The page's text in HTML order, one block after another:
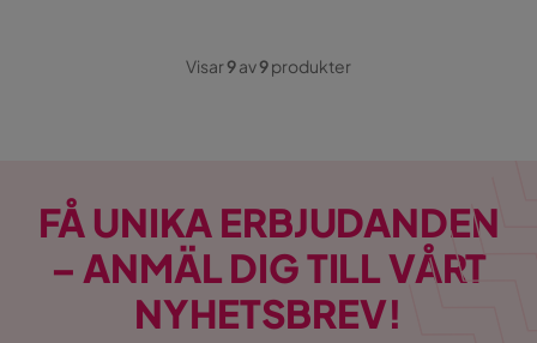
Visar9av9produkter
FÅ UNIKA ERBJUDANDEN
– ANMÄL DIG TILL VÅRT
NYHETSBREV!